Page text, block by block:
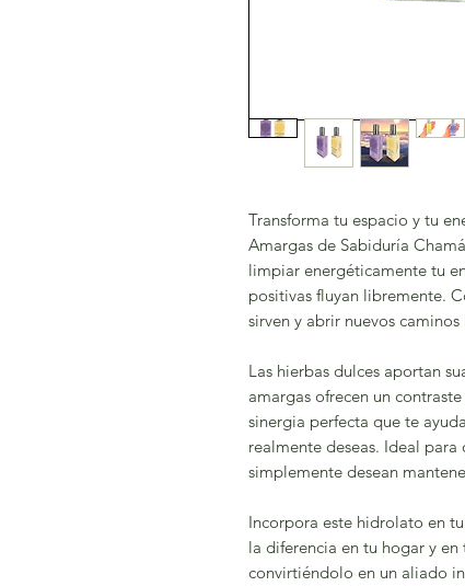
Transforma tu espacio y tu
Amargas de Sabiduría
limpiar energéticamente tu
positivas fluyan libremente.
sirven y abrir nuevos
Las hierbas dulces aportan
amargas ofrecen un
sinergia perfecta que te
realmente deseas. Ideal
simplemente desean
Incorpora este hidrolato en
la diferencia en tu hogar y
convirtiéndolo en un aliado